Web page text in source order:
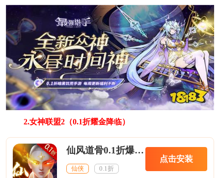
2.女神联盟2（0.1折耀金降临）
仙风道骨0.1折爆充版
仙侠 0.1折
点击安装